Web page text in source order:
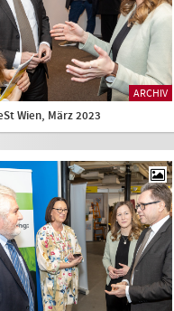
ARCHIV
Wien, März 2023